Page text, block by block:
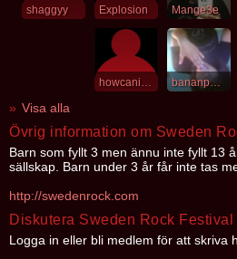
shaggyy Explosion Mange3e
howcanilive bananpenis
Visa alla
Övrig information om Sweden
Barn som fyllt 3 men ännu inte fyllt 13
sällskap. Barn under 3 år får inte tas
http://swedenrock.com
Diskutera Sweden Rock Festival
Logga in eller bli medlem för att skriva